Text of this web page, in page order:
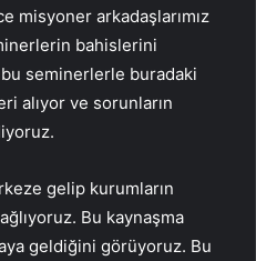
misyoner arkadaşlarımız
bahislerini
seminerlerle buradaki
alıyor ve sorunların
gelip kurumların
Bu kaynaşma
geldiğini görüyoruz. Bu